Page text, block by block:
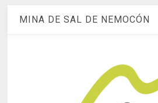
MINA DE SAL DE NEMOCÓN